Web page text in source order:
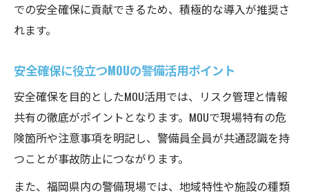
での安全確保に貢献できるため、積極的な導入が推奨さ
れます。
安全確保に役立つMOUの警備活用ポイント
安全確保を目的としたMOU活用では、リスク管理と情報
共有の徹底がポイントとなります。MOUで現場特有の危
険箇所や注意事項を明記し、警備員全員が共通認識を持
つことが事故防止につながります。
また、福岡県内の警備現場では、地域特性や施設の種類